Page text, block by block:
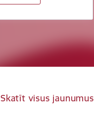
Skatīt visus jaunumus